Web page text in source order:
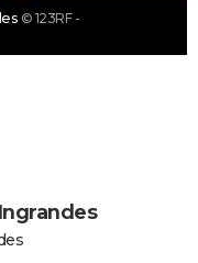
© 123RF -